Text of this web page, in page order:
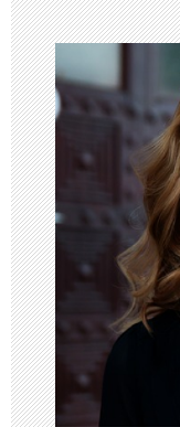
a
v
i
g
a
t
i
o
n